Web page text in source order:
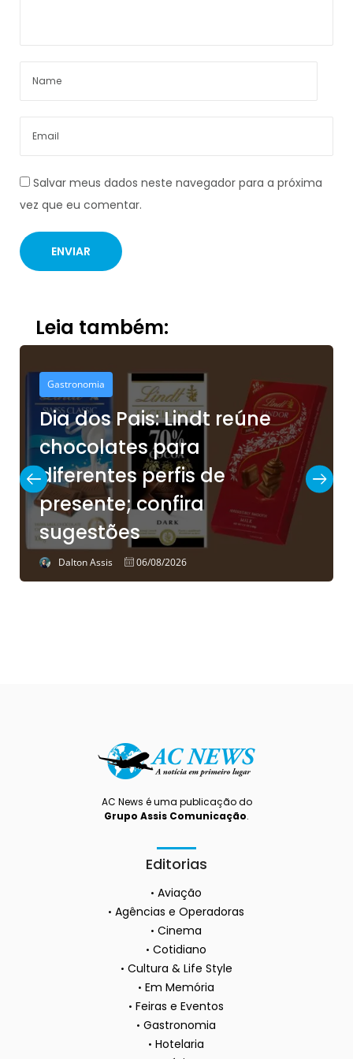
Salvar meus dados neste navegador para a próxima
vez que eu comentar.
Leia também:
Gastronomia
Dia dos Pais: Lindt reúne
chocolates para
diferentes perfis de
presente; confira
sugestões
Dalton Assis 06/08/2026
AC News é uma publicação do
Grupo Assis Comunicação.
Editorias
Aviação
Agências e Operadoras
Cinema
Cotidiano
Cultura & Life Style
Em Memória
Feiras e Eventos
Gastronomia
Hotelaria